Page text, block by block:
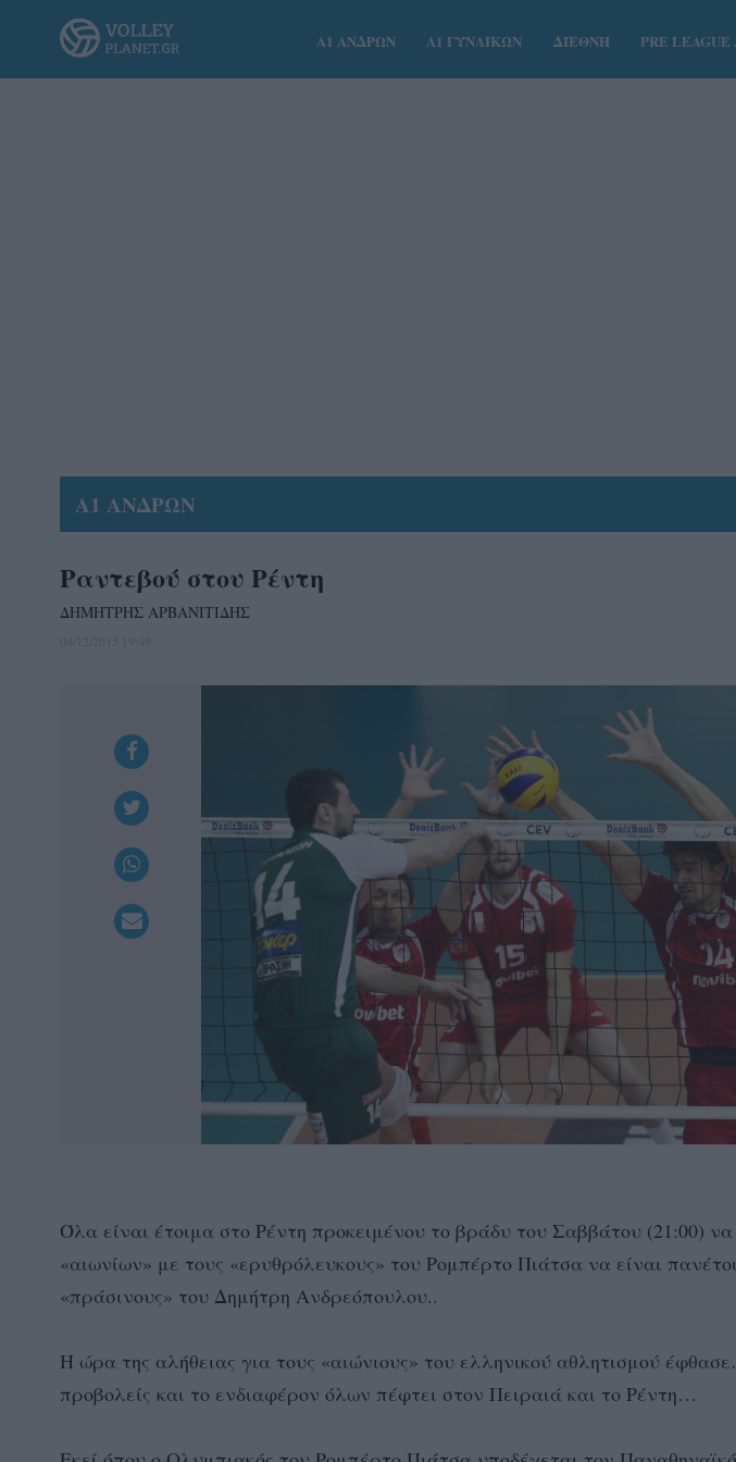
Α1 ΑΝΔΡΩΝ Α1 ΓΥΝΑΙΚΩΝ ΔΙΕΘΝΗ PRE
Α1 ΑΝΔΡΩΝ
Ραντεβού στου Ρέντη
ΔΗΜΗΤΡΗΣ ΑΡΒΑΝΙΤΙΔΗΣ
Όλα είναι έτοιμα στο Ρέντη προκειμένου το βράδυ του Σαββάτου (21:00) να
«αιωνίων» με τους «ερυθρόλευκους» του Ρομπέρτο Πιάτσα να είναι
«πράσινους» του Δημήτρη Ανδρεόπουλου..
Η ώρα της αλήθειας για τους «αιώνιους» του ελληνικού αθλητισμού
προβολείς και το ενδιαφέρον όλων πέφτει στον Πειραιά και το Ρέντη…